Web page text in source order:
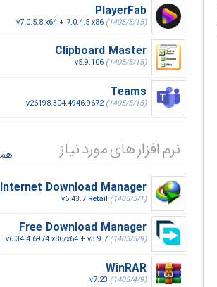
PlayerFab
v7.0.5.8 x64 + 7.0.4.5 x86 (1405/5/15)
Clipboard Master
v5.9.106 (1405/5/15)
Teams
v26198.304.4946.9672(1405/5/15)
نرم افزار های مورد نیاز
Internet Download Manager
v6.43.7 Retail (1405/5/1)
Free Download Manager
v6.34.4.6974 x86/x64 + v3.9.7 (1405/5/9)
WinRAR
v7.23 (1405/4/9)